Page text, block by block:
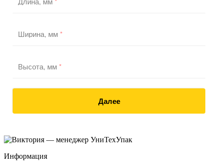
Ширина, мм*
Высота, мм*
Далее
Информация